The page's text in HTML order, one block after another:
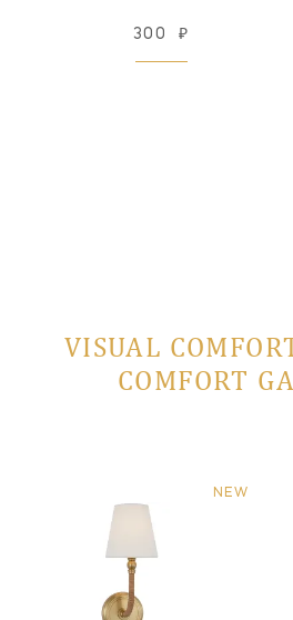
300 ₽
VISUAL
COMFORT
NEW